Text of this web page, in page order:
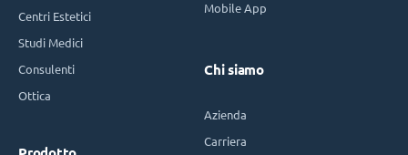
Centri Estetici
Studi Medici
Consulenti
Ottica
Mobile App
Chi siamo
Azienda
Carriera